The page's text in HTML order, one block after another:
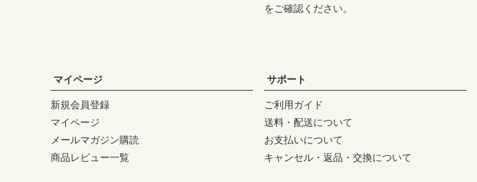
をご確認ください。
マイページ
新規会員登録
マイページ
メールマガジン購読
商品レビュー一覧
サポート
ご利用ガイド
送料・配送について
お支払いについて
キャンセル・返品・交換について